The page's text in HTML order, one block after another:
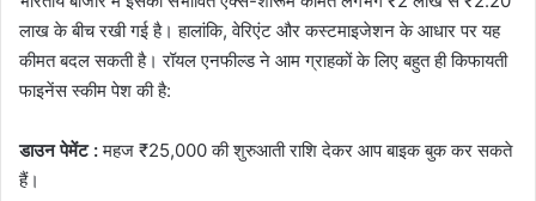
लाख के बीच रखी गई है। हालांकि, वेरिएंट और कस्टमाइजेशन के आधार पर यह
कीमत बदल सकती है। रॉयल एनफील्ड ने आम ग्राहकों के लिए बहुत ही किफायती
फाइनेंस स्कीम पेश की है:
डाउन पेमेंट :महज ₹25,000 की शुरुआती राशि देकर आप बाइक बुक कर सकते
हैं।